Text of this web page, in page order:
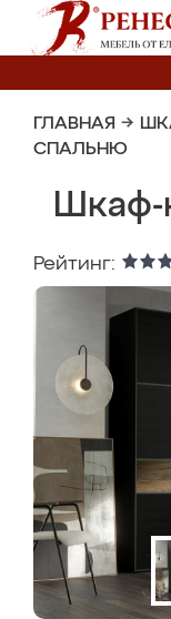
ГЛАВНАЯ →
СПАЛЬНЮ
Шкаф-
Рейтинг: